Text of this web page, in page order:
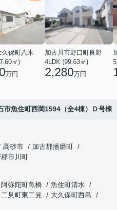
久保町八木
㎡)
万円
加古川市野口町良野
4LDK (99.63㎡)
2,280万円
市魚住町西岡1594（全4棟）Ｄ号棟
高砂市
加古郡播磨町
市川町
阿弥陀町魚橋
魚住町清水
二見町東二見
大久保町西島